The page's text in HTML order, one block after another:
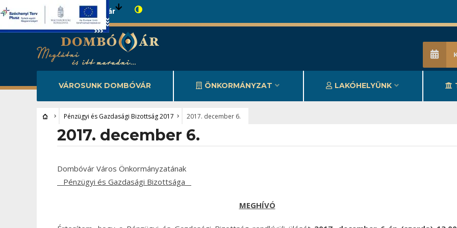
Városunk Dombóvár
VÁROSUNK DOMBÓVÁR ÖNKORMÁNYZAT LAKÓHELYÜNK
Pénzügyi és Gazdasági Bizottság 2017 2017. december 6.
2017. december 6.
Dombóvár Város Önkormányzatának
Pénzügyi és Gazdasági Bizottsága
MEGHÍVÓ